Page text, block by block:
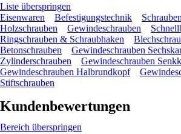
Liste überspringen
Eisenwaren
Befestigungstechnik Schrauben
Holzschrauben
Gewindeschrauben
Ringschrauben & Schraubhaken
Betonschrauben
Gewindeschrauben
Zylinderschrauben
Gewindeschrauben
Gewindeschrauben Halbrundkopf
Stiftschrauben
Kundenbewertungen
Bereich überspringen